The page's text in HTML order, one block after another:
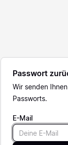
Passwort
Wir senden
Passworts.
E-Mail
Email